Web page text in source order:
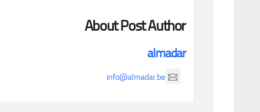
About Post Author
almadar
info@almadar.be